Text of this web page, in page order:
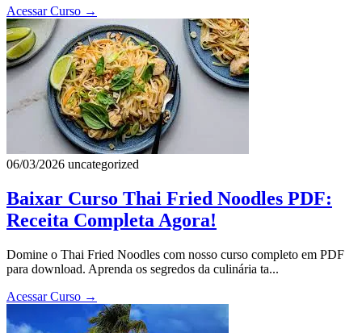
Acessar Curso →
06/03/2026 uncategorized
Baixar Curso Thai Fried Noodles PDF:
Receita Completa Agora!
Domine o Thai Fried Noodles com nosso curso completo em PDF
para download. Aprenda os segredos da culinária ta...
Acessar Curso →